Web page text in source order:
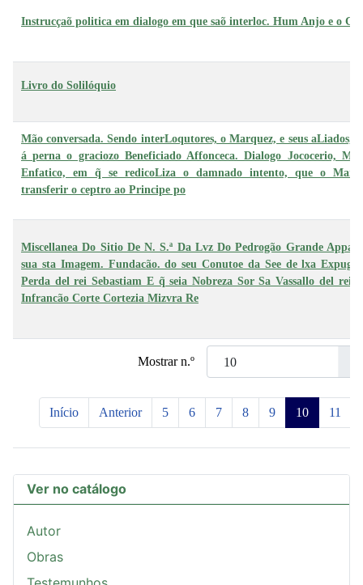
Mostrar n.º
Início Anterior 5 6 7 8 9 10 11
Instrucçaõ politica em dialogo em que saõ interloc. Hum Anjo e o
Livro do Solilóquio
Mão conversada. Sendo interLoqutores, o Marquez, e seus aLiados,
á perna o graciozo Beneficiado Affonceca. Dialogo Jococerio,
Enfatico, em q̃ se redicoLiza o damnado intento, que o
transferir o ceptro ao Principe po
Miscellanea Do Sitio De N. S.ª Da Lvz Do Pedrogão Grande
sua sta Imagem. Fundacão. do seu Conutoe da See de lxa
Perda del rei Sebastiam E q̃ seia Nobreza Sor Sa Vassallo del rei
Infrancão Corte Cortezia Mizvra Re
Ver no catálogo
Autor
Obras